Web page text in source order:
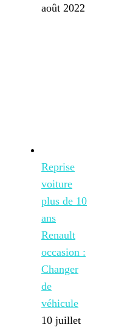
août 2022
Reprise
voiture
plus de 10
ans
Renault
occasion :
Changer
de
véhicule
10 juillet